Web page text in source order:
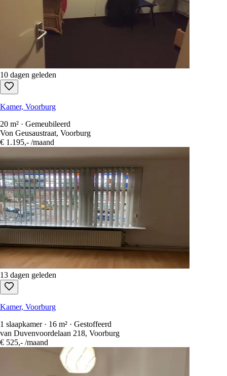
2 dagen geleden
Kamer, Voorburg
1 slaapkamer · Gemeubileerd
Tulpentuin, Voorburg
€ 600,- /maand
10 dagen geleden
Kamer, Voorburg
20 m² · Gemeubileerd
Von Geusaustraat, Voorburg
€ 1.195,- /maand